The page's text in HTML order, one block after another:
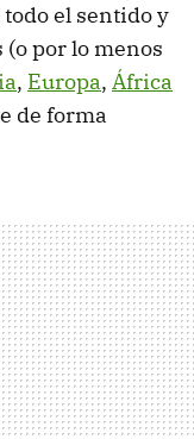
el sentido y
(o por lo menos
, Europa, África
de forma